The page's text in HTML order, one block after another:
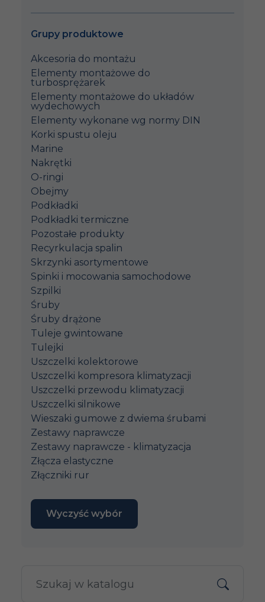
Grupy produktowe
Akcesoria do montażu
Elementy montażowe do
turbosprężarek
Elementy montażowe do układów
wydechowych
Elementy wykonane wg normy DIN
Korki spustu oleju
Marine
Nakrętki
O-ringi
Obejmy
Podkładki
Podkładki termiczne
Pozostałe produkty
Recyrkulacja spalin
Skrzynki asortymentowe
Spinki i mocowania samochodowe
Szpilki
Śruby
Śruby drążone
Tuleje gwintowane
Tulejki
Uszczelki kolektorowe
Uszczelki kompresora klimatyzacji
Uszczelki przewodu klimatyzacji
Uszczelki silnikowe
Wieszaki gumowe z dwiema śrubami
Zestawy naprawcze
Zestawy naprawcze - klimatyzacja
Złącza elastyczne
Złączniki rur
Wyczyść wybór